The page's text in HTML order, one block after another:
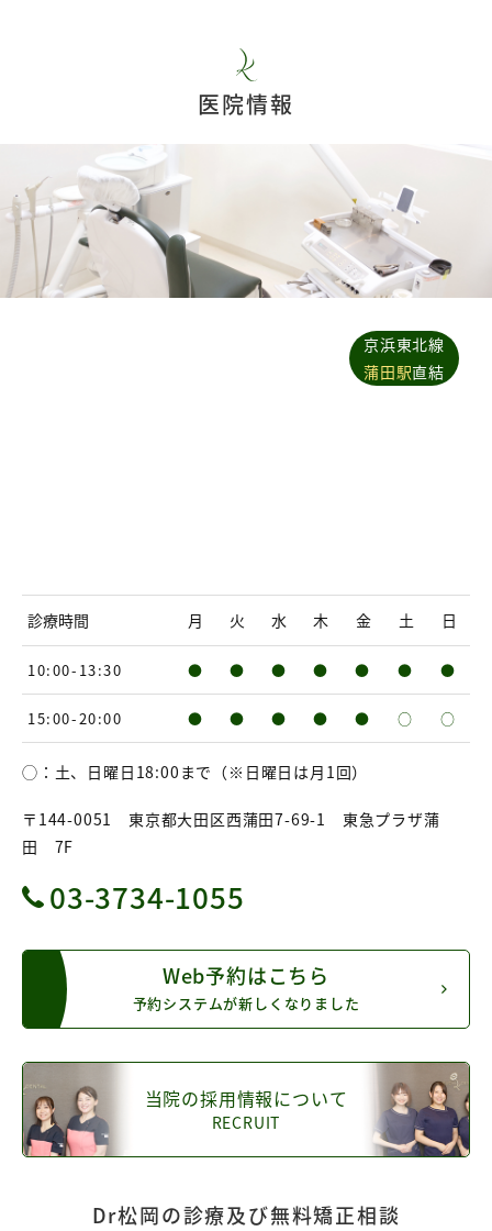
医院情報
京浜東北線
蒲田駅直結
診療時間 月 火 水 木 金 土 日
10:00-13:30 ● ● ● ● ● ● ●
15:00-20:00 ● ● ● ● ● ○ ○
◯：土、日曜日18:00まで（※日曜日は月1回）
〒144-0051 東京都大田区西蒲田7-69-1 東急プラザ蒲
田 7F
03-3734-1055
Web予約はこちら
予約システムが新しくなりました
当院の採用情報について
RECRUIT
Dr松岡の診療及び無料矯正相談